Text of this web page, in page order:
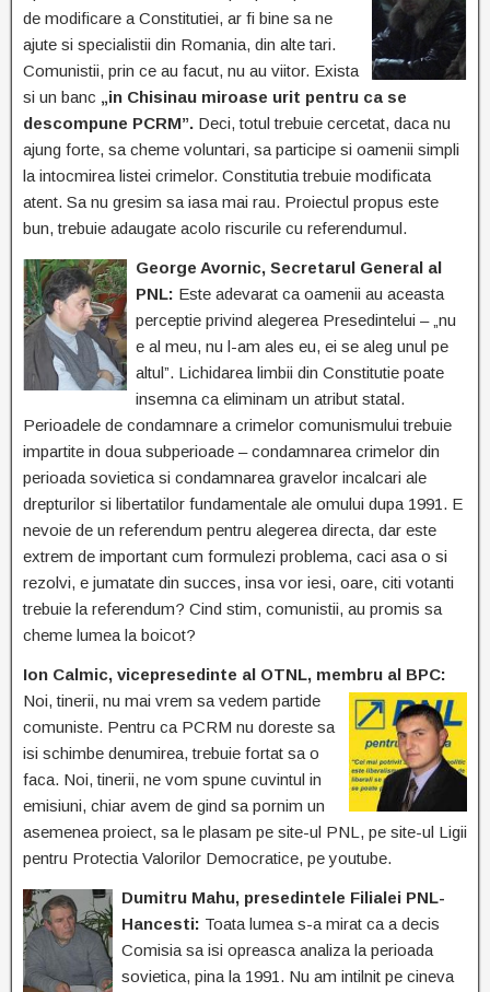
de modificare a Constitutiei, ar fi bine sa ne
ajute si specialistii din Romania, din alte tari.
Comunistii, prin ce au facut, nu au viitor. Exista
si un banc „in Chisinau miroase urit pentru ca se
descompune PCRM”. Deci, totul trebuie cercetat, daca nu
ajung forte, sa cheme voluntari, sa participe si oamenii simpli
la intocmirea listei crimelor. Constitutia trebuie modificata
atent. Sa nu gresim sa iasa mai rau. Proiectul propus este
bun, trebuie adaugate acolo riscurile cu referendumul.
George Avornic, Secretarul General al
PNL: Este adevarat ca oamenii au aceasta
perceptie privind alegerea Presedintelui – „nu
e al meu, nu l-am ales eu, ei se aleg unul pe
altul”. Lichidarea limbii din Constitutie poate
insemna ca eliminam un atribut statal.
Perioadele de condamnare a crimelor comunismului trebuie
impartite in doua subperioade – condamnarea crimelor din
perioada sovietica si condamnarea gravelor incalcari ale
drepturilor si libertatilor fundamentale ale omului dupa 1991. E
nevoie de un referendum pentru alegerea directa, dar este
extrem de important cum formulezi problema, caci asa o si
rezolvi, e jumatate din succes, insa vor iesi, oare, citi votanti
trebuie la referendum? Cind stim, comunistii, au promis sa
cheme lumea la boicot?
Ion Calmic, vicepresedinte al OTNL, membru al BPC:
Noi, tinerii, nu mai vrem sa vedem partide
comuniste. Pentru ca PCRM nu doreste sa
isi schimbe denumirea, trebuie fortat sa o
faca. Noi, tinerii, ne vom spune cuvintul in
emisiuni, chiar avem de gind sa pornim un
asemenea proiect, sa le plasam pe site-ul PNL, pe site-ul Ligii
pentru Protectia Valorilor Democratice, pe youtube.
Dumitru Mahu, presedintele Filialei PNL-
Hancesti: Toata lumea s-a mirat ca a decis
Comisia sa isi opreasca analiza la perioada
sovietica, pina la 1991. Nu am intilnit pe cineva